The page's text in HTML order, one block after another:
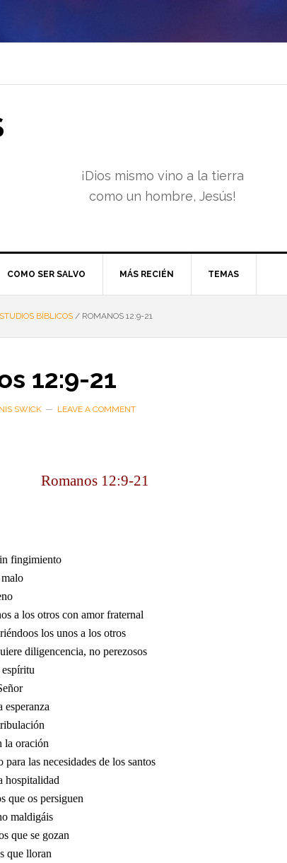
¡Dios mismo vino a la tierra
como un hombre, Jesús!
COMO SER SALVO MÁS RECIÉN TEMAS
BÍBLICOS / ROMANOS 12:9-21
12:9-21
SWICK LEAVE A COMMENT
Romanos 12:9-21
fingimiento
a los otros con amor fraternal
los unos a los otros
diligencencia, no perezosos
esperanza
la oración
para las necesidades de los santos
hospitalidad
que os persiguen
maldigáis
que se gozan
que lloran